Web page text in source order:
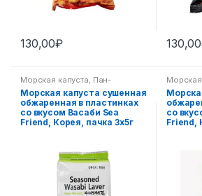
130,00₽ 130,00
Морская капуста, Пан-
азиатская кухня
Морская капуста сушенная
обжаренная в пластинках
со вкусом Васаби Sea
Friend, Корея, пачка 3х5г
Морская
со
Friend,